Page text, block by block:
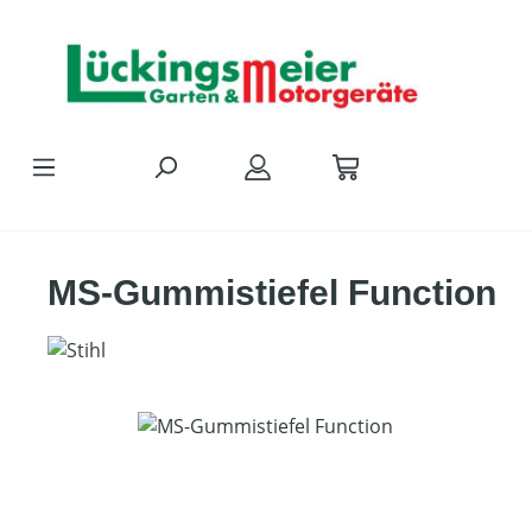
MS-Gummistiefel Function
Bildergalerie überspringen